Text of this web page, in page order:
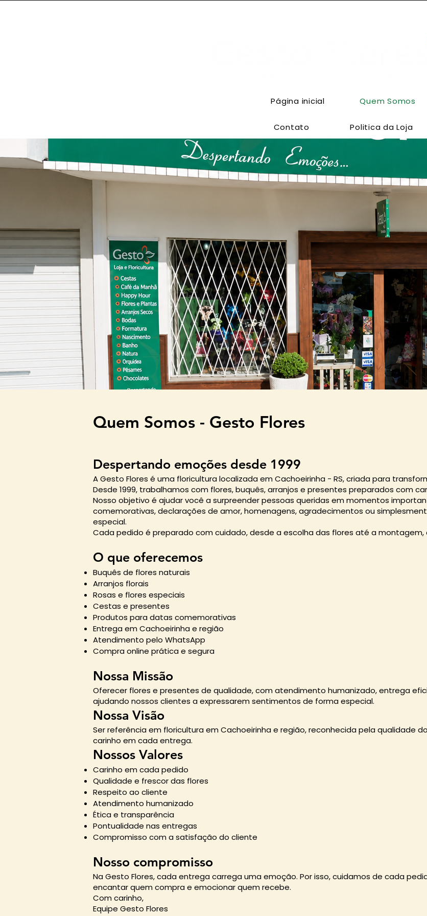
Quem Somos - Gesto Flores
Despertando emoções desde 1999
A Gesto Flores é uma floricultura localizada em Cachoeirinha - RS, criada para
Desde 1999, trabalhamos com flores, buquês, arranjos e presentes preparados com
Nosso objetivo é ajudar você a surpreender pessoas queridas em momentos
comemorativas, declarações de amor, homenagens, agradecimentos ou
especial.
Cada pedido é preparado com cuidado, desde a escolha das flores até a
O que oferecemos
Buquês de flores naturais
Arranjos florais
Rosas e flores especiais
Cestas e presentes
Produtos para datas comemorativas
Entrega em Cachoeirinha e região
Atendimento pelo WhatsApp
Compra online prática e segura
Nossa Missão
Oferecer flores e presentes de qualidade, com atendimento humanizado, entrega
ajudando nossos clientes a expressarem sentimentos de forma especial.
Nossa Visão
Ser referência em floricultura em Cachoeirinha e região, reconhecida pela qualidade
carinho em cada entrega.
Nossos Valores
Carinho em cada pedido
Qualidade e frescor das flores
Respeito ao cliente
Atendimento humanizado
Ética e transparência
Pontualidade nas entregas
Compromisso com a satisfação do cliente
Nosso compromisso
Na Gesto Flores, cada entrega carrega uma emoção. Por isso, cuidamos de cada
encantar quem compra e emocionar quem recebe.
Com carinho,
Equipe Gesto Flores
Página inicial Quem Somos
Contato Politica da Loja